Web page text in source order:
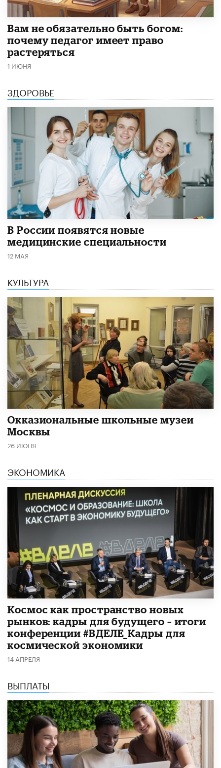
​Вам не обязательно быть богом:
почему педагог имеет право
растеряться
1 ИЮНЯ
ЗДОРОВЬЕ
В России появятся новые
медицинские специальности
12 МАЯ
КУЛЬТУРА
​Окказиональные школьные музеи
Москвы
26 ИЮНЯ
ЭКОНОМИКА
Космос как пространство новых
рынков: кадры для будущего – итоги
конференции #ВДЕЛЕ_Кадры для
космической экономики
14 АПРЕЛЯ
ВЫПЛАТЫ